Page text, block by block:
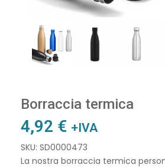
Borraccia termica
4,92 € +IVA
SKU: SD0000473
La nostra borraccia termica